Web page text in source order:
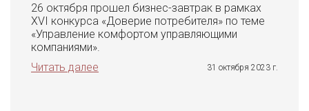
26 октября прошел бизнес-завтрак в рамках
XVI конкурса «Доверие потребителя» по теме
«Управление комфортом управляющими
компаниями».
Читать далее
31 октября 2023 г.